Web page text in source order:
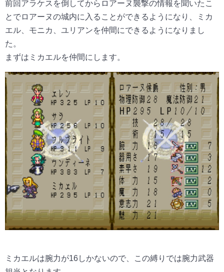
前回アラケスを倒してからロアーヌ襲撃の情報を聞いたこ
とでロアーヌの城内に入ることができるようになり、ミカ
エル、モニカ、ユリアンを仲間にできるようになりまし
た。
まずはミカエルを仲間にします。
ミカエルは腕力が16しかないので、この縛りでは腕力武器